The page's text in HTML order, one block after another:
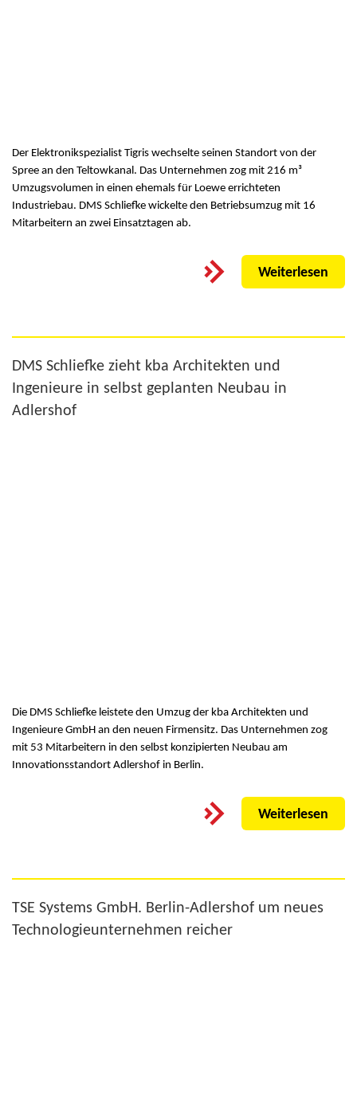
Der Elektronikspezialist Tigris wechselte seinen Standort von der
Spree an den Teltowkanal. Das Unternehmen zog mit 216 m³
Umzugsvolumen in einen ehemals für Loewe errichteten
Industriebau. DMS Schliefke wickelte den Betriebsumzug mit 16
Mitarbeitern an zwei Einsatztagen ab.
Weiterlesen
DMS Schliefke zieht kba Architekten und
Ingenieure in selbst geplanten Neubau in
Adlershof
Die DMS Schliefke leistete den Umzug der kba Architekten und
Ingenieure GmbH an den neuen Firmensitz. Das Unternehmen zog
mit 53 Mitarbeitern in den selbst konzipierten Neubau am
Innovationsstandort Adlershof in Berlin.
Weiterlesen
TSE Systems GmbH. Berlin-Adlershof um neues
Technologieunternehmen reicher